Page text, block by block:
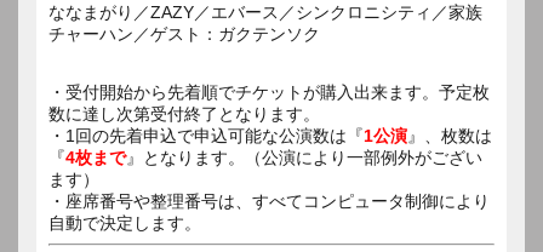
ななまがり／ZAZY／エバース／シンクロニシティ／家族
チャーハン／ゲスト：ガクテンソク
・受付開始から先着順でチケットが購入出来ます。予定枚
数に達し次第受付終了となります。
・1回の先着申込で申込可能な公演数は『1公演』、枚数は
『4枚まで』となります。（公演により一部例外がござい
ます）
・座席番号や整理番号は、すべてコンピュータ制御により
自動で決定します。